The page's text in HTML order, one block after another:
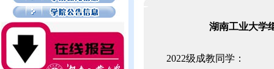
湖南工业大学
2022级成教同学：